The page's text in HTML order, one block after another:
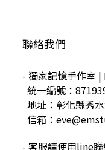
聯絡我們
- 獨家記憶手作室 |
統一編號：
地址：彰化縣秀
信箱：
- 客服請使用line